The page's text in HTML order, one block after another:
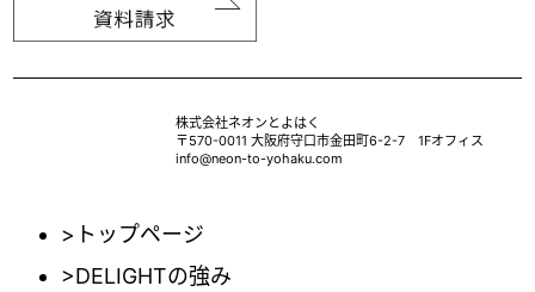
株式会社ネオンとよはく
〒570-0011 大阪府守口市金田町6-2-7 1Fオフィス
info@neon-to-yohaku.com
>トップページ
>DELIGHTの強み